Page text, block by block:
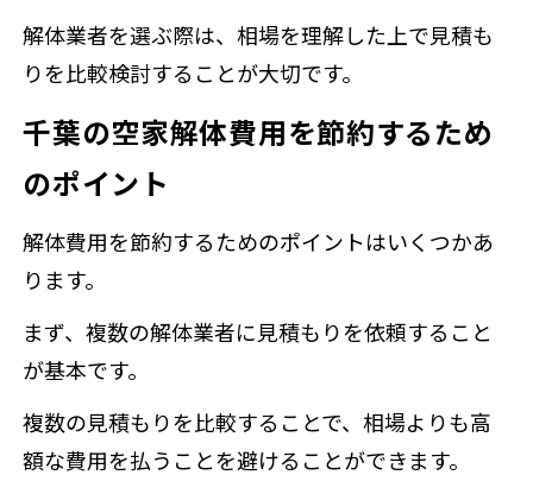
解体業者を選ぶ際は、相場を理解した上で見積も
りを比較検討することが大切です。
千葉の空家解体費用を節約するため
のポイント
解体費用を節約するためのポイントはいくつかあ
ります。
まず、複数の解体業者に見積もりを依頼すること
が基本です。
複数の見積もりを比較することで、相場よりも高
額な費用を払うことを避けることができます。